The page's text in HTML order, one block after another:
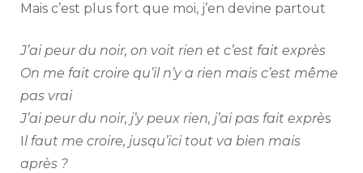
Mais c’est plus fort que moi, j’en devine partout
J’ai peur du noir, on voit rien et c’est fait exprès
On me fait croire qu’il n’y a rien mais c’est même
pas vrai
J’ai peur du noir, j’y peux rien, j’ai pas fait exprès
Il faut me croire, jusqu’ici tout va bien mais
après ?